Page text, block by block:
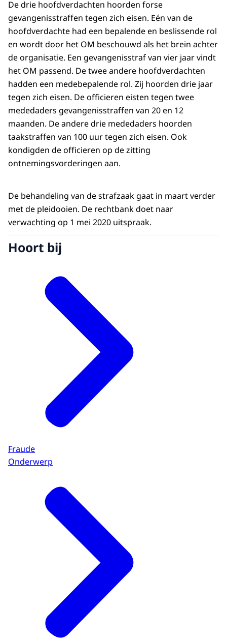
De drie hoofdverdachten hoorden forse
gevangenisstraffen tegen zich eisen. Eén van de
hoofdverdachte had een bepalende en beslissende rol
en wordt door het OM beschouwd als het brein achter
de organisatie. Een gevangenisstraf van vier jaar vindt
het OM passend. De twee andere hoofdverdachten
hadden een medebepalende rol. Zij hoorden drie jaar
tegen zich eisen. De officieren eisten tegen twee
mededaders gevangenisstraffen van 20 en 12
maanden. De andere drie mededaders hoorden
taakstraffen van 100 uur tegen zich eisen. Ook
kondigden de officieren op de zitting
ontnemingsvorderingen aan.
De behandeling van de strafzaak gaat in maart verder
met de pleidooien. De rechtbank doet naar
verwachting op 1 mei 2020 uitspraak.
Hoort bij
Fraude
Onderwerp